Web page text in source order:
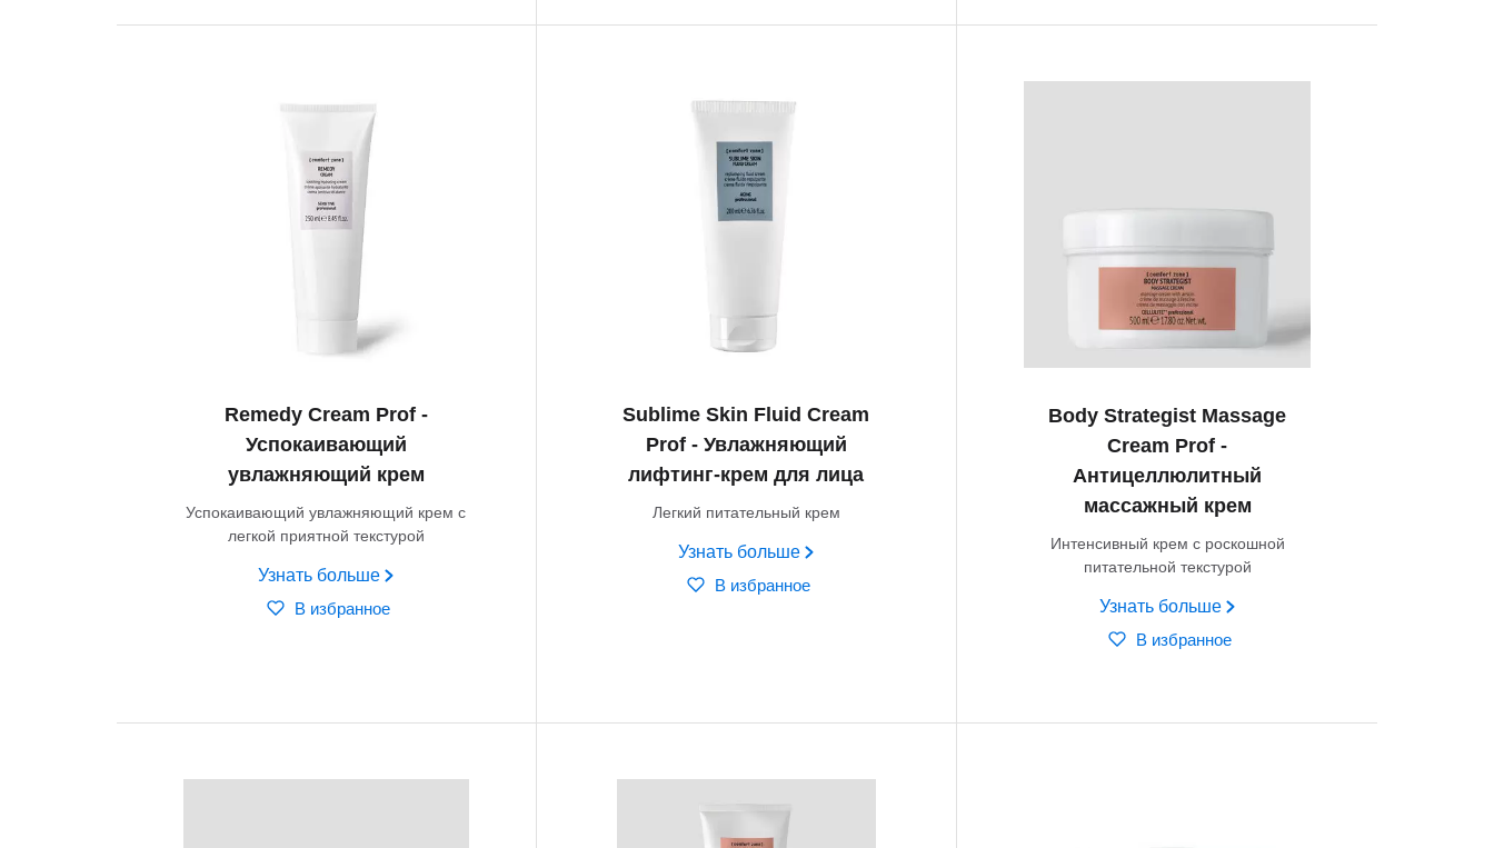
Remedy Cream Prof -
Успокаивающий
увлажняющий крем
Успокаивающий увлажняющий крем с
легкой приятной текстурой
Узнать больше
В избранное
Sublime Skin Fluid Cream
Prof - Увлажняющий
лифтинг-крем для лица
Легкий питательный крем
Узнать больше
В избранное
Body Strategist Massage
Cream Prof -
Антицеллюлитный
массажный крем
Интенсивный крем с роскошной
питательной текстурой
Узнать больше
В избранное